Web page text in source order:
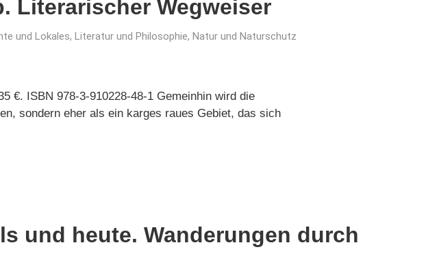
Literarischer Wegweiser
und Lokales, Literatur und Philosophie, Natur und Naturschutz
€. ISBN 978-3-910228-48-1 Gemeinhin wird die
sondern eher als ein karges raues Gebiet, das sich
und heute. Wanderungen durch